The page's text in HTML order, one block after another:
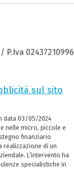
P.Iva 02437210996
sul sito
data 03/05/2024
nelle micro, piccole e
finanziario
realizzazione di un
L’intervento ha
specialistiche in